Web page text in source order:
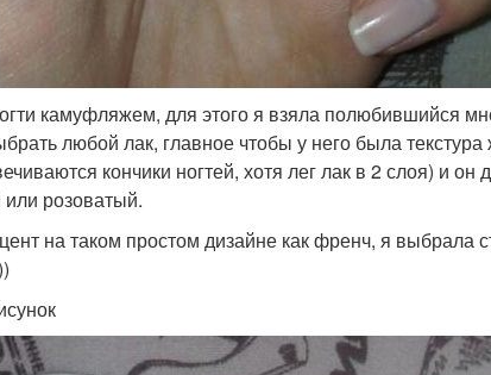
камуфляжем, для этого я взяла полюбившийся
любой лак, главное чтобы у него была
кончики ногтей, хотя лег лак в 2 слоя) и
розоватый.
на таком простом дизайне как френч, я выбрала